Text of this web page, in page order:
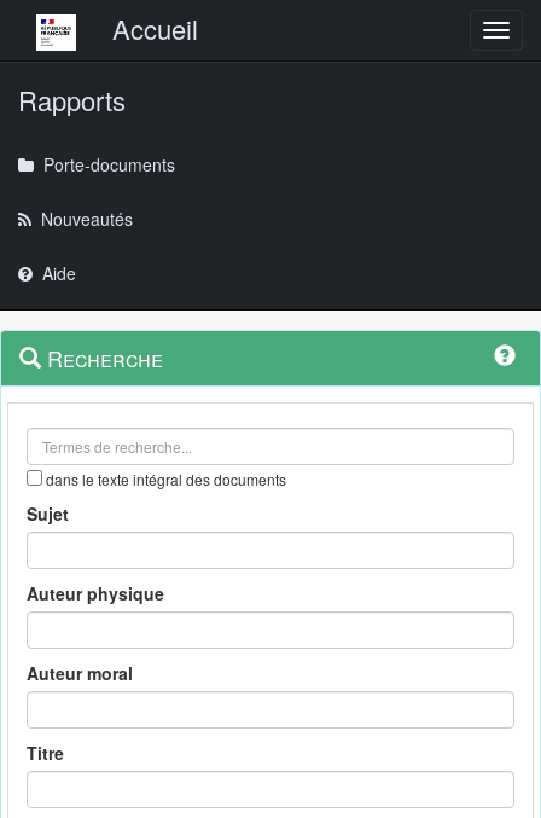
Menu principalAccueil
Rapports
Porte-documents
Nouveautés
Aide
Navigation
outils
Menu
contextuel
Recherche
dans le texte intégral des documents
Sujet
Auteur physique
Auteur moral
Titre